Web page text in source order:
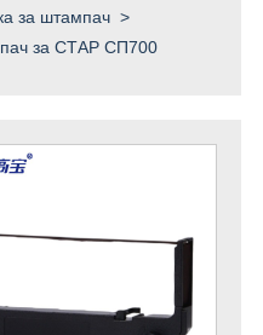
за штампач >
за СТАР СП700